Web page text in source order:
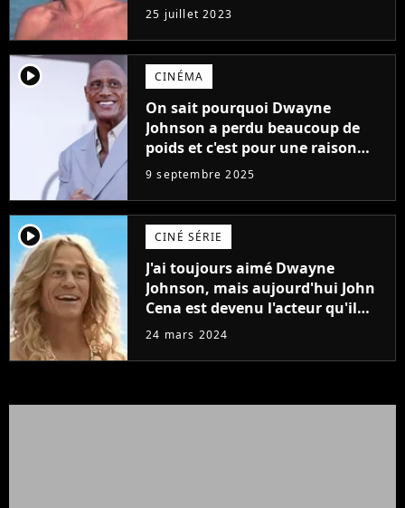
j'arriverais à le faire..."
25 juillet 2023
player2 CINÉMA
On sait pourquoi Dwayne
Johnson a perdu beaucoup de
poids et c'est pour une raison
importante
9 septembre 2025
player2 CINÉ SÉRIE
J'ai toujours aimé Dwayne
Johnson, mais aujourd'hui John
Cena est devenu l'acteur qu'il
rêvait d'être (et Ricky Stanicky le
24 mars 2024